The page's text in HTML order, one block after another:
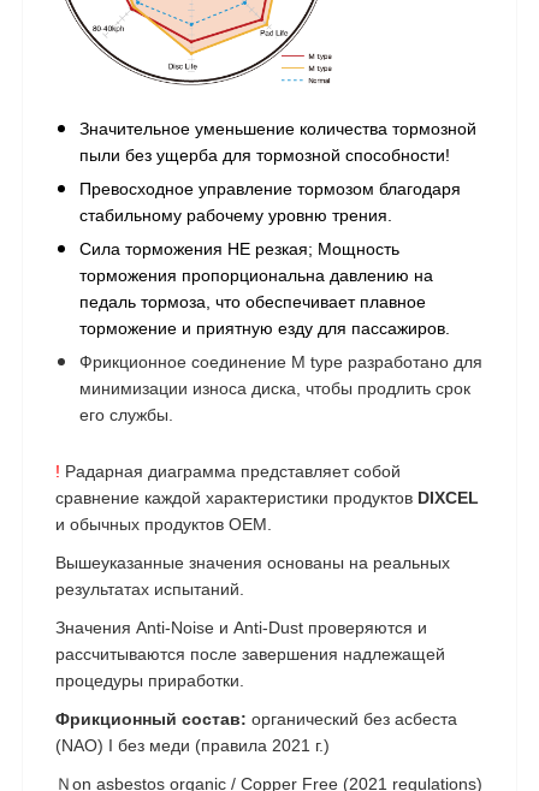
Значительное уменьшение количества тормозной
пыли без ущерба для тормозной способности!
Превосходное управление тормозом благодаря
стабильному рабочему уровню трения.
Сила торможения НЕ резкая; Мощность
торможения пропорциональна давлению на
педаль тормоза, что обеспечивает плавное
торможение и приятную езду для пассажиров.
Фрикционное соединение M type разработано для
минимизации износа диска, чтобы продлить срок
его службы.
! Радарная диаграмма представляет собой
сравнение каждой характеристики продуктов DIXCEL
и обычных продуктов OEM.
Вышеуказанные значения основаны на реальных
результатах испытаний.
Значения Anti-Noise и Anti-Dust проверяются и
рассчитываются после завершения надлежащей
процедуры приработки.
Фрикционный состав: органический без асбеста
(NAO) I без меди (правила 2021 г.)
Ｎon asbestos organic / Copper Free (2021 regulations)